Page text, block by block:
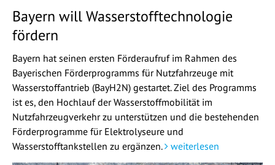
Bayern will Wasserstofftechnologie
fördern
Bayern hat seinen ersten Förderaufruf im Rahmen des
Bayerischen Förderprogramms für Nutzfahrzeuge mit
Wasserstoffantrieb (BayH2N) gestartet. Ziel des Programms
ist es, den Hochlauf der Wasserstoffmobilität im
Nutzfahrzeugverkehr zu unterstützen und die bestehenden
Förderprogramme für Elektrolyseure und
Wasserstofftankstellen zu ergänzen.
weiterlesen